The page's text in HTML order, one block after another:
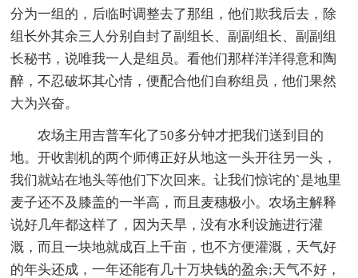
分为一组的，后临时调整去了那组，他们欺我后去，除
组长外其余三人分别自封了副组长、副副组长、副副组
长秘书，说唯我一人是组员。看他们那样洋洋得意和陶
醉，不忍破坏其心情，便配合他们自称组员，他们果然
大为兴奋。
农场主用吉普车化了50多分钟才把我们送到目的
地。开收割机的两个师傅正好从地这一头开往另一头，
我们就站在地头等他们下次回来。让我们惊诧的`是地里
麦子还不及膝盖的一半高，而且麦穗极小。农场主解释
说好几年都这样了，因为天旱，没有水利设施进行灌
溉，而且一块地就成百上千亩，也不方便灌溉，天气好
的年头还成，一年还能有几十万块钱的盈余;天气不好，